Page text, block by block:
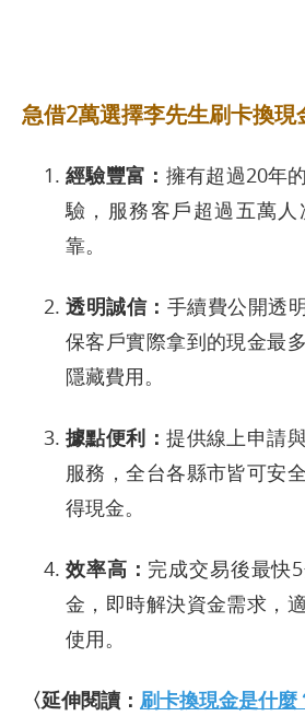
急借2萬選擇李先生刷卡換現
經驗豐富： 擁有超過20年
驗，服務客戶超過五萬
靠。
透明誠信： 手續費公開透
保客戶實際拿到的現金最
隱藏費用。
據點便利：提供線上申請
服務，全台各縣市皆可安
得現金。
效率高： 完成交易後最快
金，即時解決資金需求，
使用。
〈延伸閱讀： 刷卡換現金是什麼